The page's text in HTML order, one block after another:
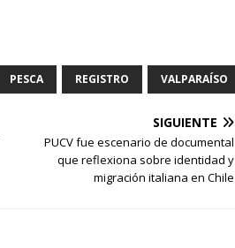
PESCA REGISTRO VALPARAÍSO
SIGUIENTE
PUCV fue escenario de documental
que reflexiona sobre identidad y
migración italiana en Chile